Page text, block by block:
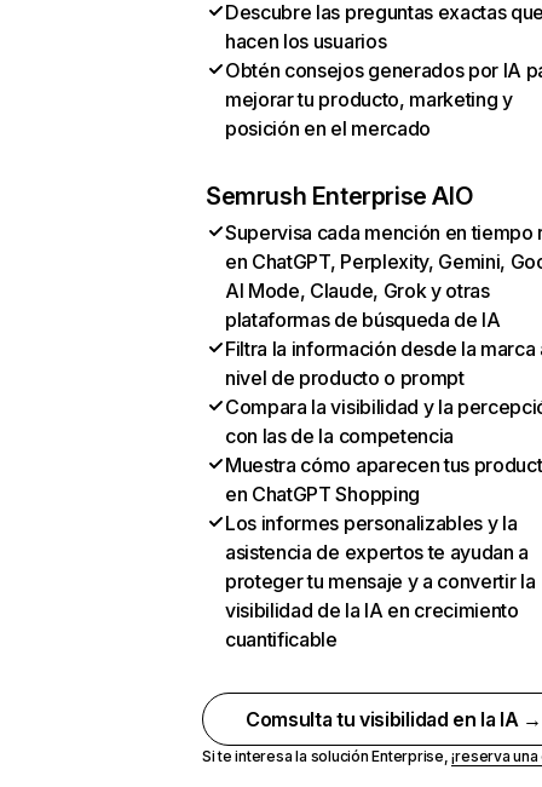
Descubre las preguntas exactas
hacen los usuarios
Obtén consejos generados por IA
mejorar tu producto, marketing y
posición en el mercado
Semrush Enterprise AIO
Supervisa cada mención en tiempo
en ChatGPT, Perplexity, Gemini,
AI Mode, Claude, Grok y otras
plataformas de búsqueda de IA
Filtra la información desde la marca
nivel de producto o prompt
Compara la visibilidad y la
con las de la competencia
Muestra cómo aparecen tus
en ChatGPT Shopping
Los informes personalizables y la
asistencia de expertos te ayudan a
proteger tu mensaje y a convertir la
visibilidad de la IA en crecimiento
cuantificable
Comsulta tu visibilidad en la IA →
Si te interesa la solución Enterprise,¡reserva